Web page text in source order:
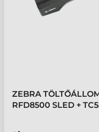
ZEBRA
RFD8500 SLED +